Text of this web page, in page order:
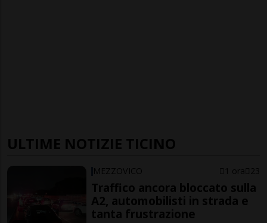
ULTIME NOTIZIE TICINO
MEZZOVICO 1 ora 23
Traffico ancora bloccato sulla
A2, automobilisti in strada e
tanta frustrazione